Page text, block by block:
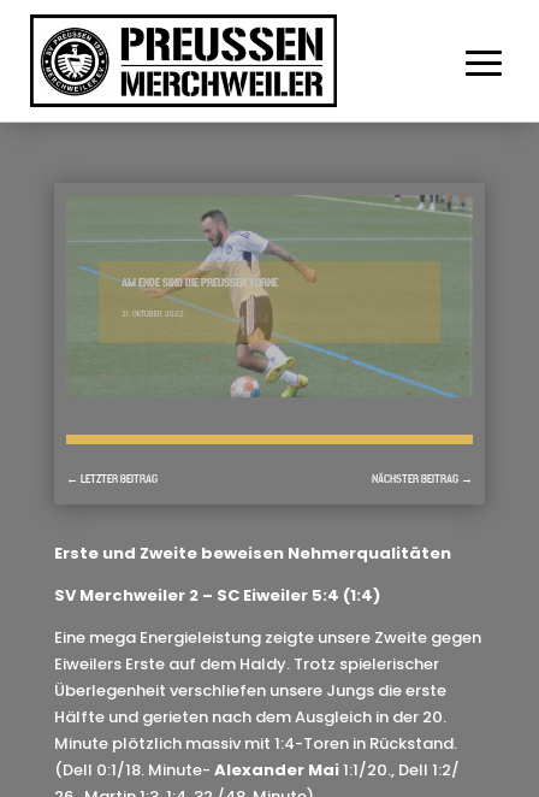
AM ENDE SIND DIE PREUSSEN VORNE
31. OKTOBER 2022
← LETZTER BEITRAG NÄCHSTER BEITRAG →
Erste und Zweite beweisen Nehmerqualitäten
SV Merchweiler 2 – SC Eiweiler 5:4 (1:4)
Eine mega Energieleistung zeigte unsere Zweite gegen
Eiweilers Erste auf dem Haldy. Trotz spielerischer
Überlegenheit verschliefen unsere Jungs die erste
Hälfte und gerieten nach dem Ausgleich in der 20.
Minute plötzlich massiv mit 1:4-Toren in Rückstand.
(Dell 0:1/18. Minute- Alexander Mai1:1/20., Dell 1:2/